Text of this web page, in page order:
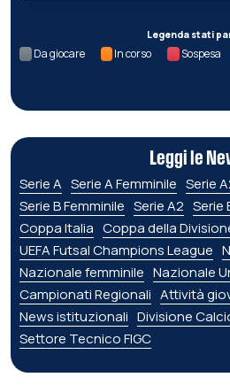
Legenda stati
Da giocare In corso Sospesa
Leggi le
Serie A Serie A Femminile Serie
Serie B Femminile Serie A2 Serie
Coppa Italia Coppa della
UEFA Futsal Champions League
Nazionale femminile Nazionale
Campionati Regionali Attività
News istituzionali Divisione
Settore Tecnico FIGC